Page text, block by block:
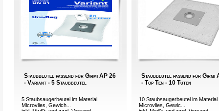
Staubbeutel passend für Girmi AP 26
- Variant - 5 Staubbeutel
5 Staubsaugerbeutel im Material
Microvlies, Gewich...
Staubbeutel passend für Girmi
- Top Ten - 10 Tüten
10 Staubsaugerbeutel im Material
Microvlies, Gewic...